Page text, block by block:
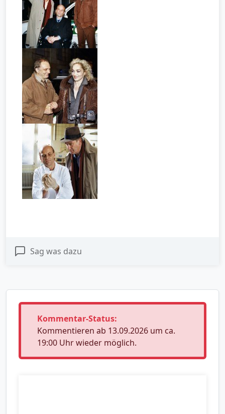
Sag was dazu
Kommentar-Status:
Kommentieren ab 13.09.2026 um ca.
19:00 Uhr wieder möglich.